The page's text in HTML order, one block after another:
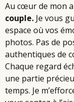
Au cœur de mon
couple. Je vous
espace où vos
photos. Pas de
authentiques de
Chaque regard
une partie
temps. Je